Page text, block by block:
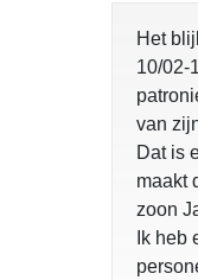
Het
10/02-
van
Dat is
maakt
zoon
Ik heb